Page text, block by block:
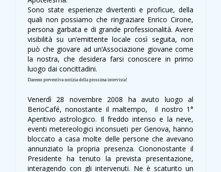
Sono state esperienze divertenti e proficue, della
quali non possiamo che ringraziare Enrico Cirone,
persona garbata e di grande professionalità. Avere
visibilità su un’emittente locale così seguita, non
può che giovare ad un’Associazione giovane come
la nostra, che desidera farsi conoscere in primo
luogo dai concittadini.
Daremo preventiva notizia della prossima intervista!
Venerdì 28 novembre 2008 ha avuto luogo al
BerioCafé, nonostante il maltempo, il nostro 1°
Aperitivo astrologico. Il freddo intenso e la neve,
eventi metereologici inconsueti per Genova, hanno
bloccato a casa molte delle persone che avevano
annunziato la propria presenza. Ciononostante il
Presidente ha tenuto la prevista presentazione,
interagendo con gli intervenuti. Ne è scaturito un